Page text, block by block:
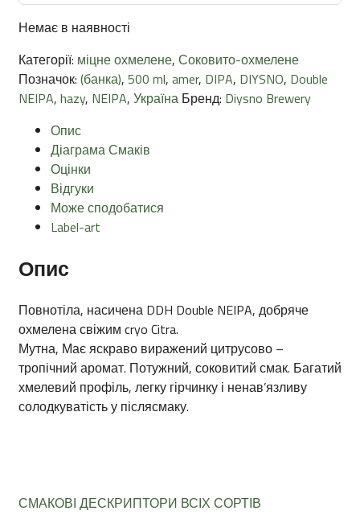
Немає в наявності
Категорії: міцне охмелене, Соковито-охмелене
Позначок: (банка), 500 ml, amer, DIPA, DIYSNO, Double
NEIPA, hazy, NEIPA, Україна Бренд: Diysno Brewery
Опис
Діаграма Смаків
Оцінки
Відгуки
Може сподобатися
Label-art
Опис
Повнотіла, насичена DDH Double NEIPA, добряче
охмелена свіжим cryo Citra.
Мутна, Має яскраво виражений цитрусово –
тропічний аромат. Потужний, соковитий смак. Багатий
хмелевий профіль, легку гірчинку і ненав’язливу
солодкуватість у післясмаку.
СМАКОВІ ДЕСКРИПТОРИ ВСІХ СОРТІВ